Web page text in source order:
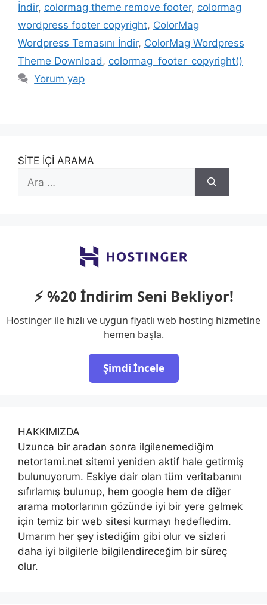
İndir, colormag theme remove footer, colormag
wordpress footer copyright, ColorMag
Wordpress Temasını İndir, ColorMag Wordpress
Theme Download , colormag_footer_copyright()
Yorum yap
SİTE İÇİ ARAMA
ara
⚡ %20 İndirim Seni Bekliyor!
Hostinger ile hızlı ve uygun fiyatlı web hosting hizmetine
hemen başla.
Şimdi İncele
HAKKIMIZDA
Uzunca bir aradan sonra ilgilenemediğim
netortami.net sitemi yeniden aktif hale getirmiş
bulunuyorum. Eskiye dair olan tüm veritabanını
sıfırlamış bulunup, hem google hem de diğer
arama motorlarının gözünde iyi bir yere gelmek
için temiz bir web sitesi kurmayı hedefledim.
Umarım her şey istediğim gibi olur ve sizleri
daha iyi bilgilerle bilgilendireceğim bir süreç
olur.